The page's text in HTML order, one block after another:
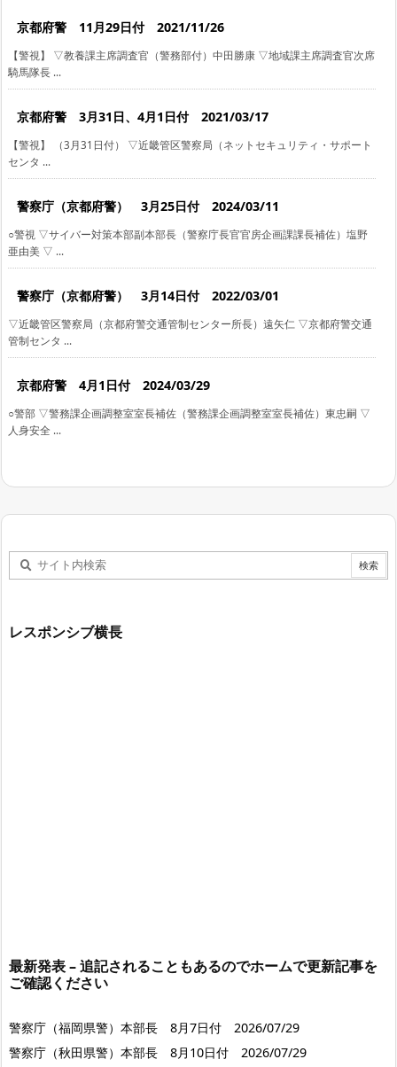
京都府警 11月29日付 2021/11/26
【警視】 ▽教養課主席調査官（警務部付）中田勝康 ▽地域課主席調査官次席
騎馬隊長 ...
京都府警 3月31日、4月1日付 2021/03/17
【警視】 （3月31日付） ▽近畿管区警察局（ネットセキュリティ・サポート
センタ ...
警察庁（京都府警） 3月25日付 2024/03/11
○警視 ▽サイバー対策本部副本部長（警察庁長官官房企画課課長補佐）塩野
亜由美 ▽ ...
警察庁（京都府警） 3月14日付 2022/03/01
▽近畿管区警察局（京都府警交通管制センター所長）遠矢仁 ▽京都府警交通
管制センタ ...
京都府警 4月1日付 2024/03/29
○警部 ▽警務課企画調整室室長補佐（警務課企画調整室室長補佐）東忠嗣 ▽
人身安全 ...
レスポンシブ横長
最新発表 – 追記されることもあるのでホームで更新記事を
ご確認ください
警察庁（福岡県警）本部長 8月7日付 2026/07/29
警察庁（秋田県警）本部長 8月10日付 2026/07/29